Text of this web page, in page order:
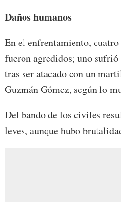
Daños humanos
En el enfrentamiento,
fueron agredidos; uno sufrió
tras ser atacado con un
Guzmán Gómez, según lo
Del bando de los civiles
leves, aunque hubo